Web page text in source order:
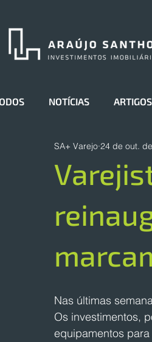
NOTÍCIAS ARTIGOS
SA+ Varejo 24 de out.
Nas últimas
Os investimentos,
equipamentos